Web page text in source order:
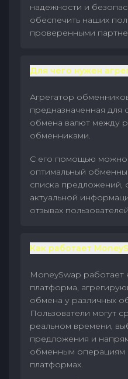
надежности и
обеспечить наших
проверенными
Для чего нужен
Агрегатор
предназначенная для
обмена валют между
обменниками.
С его помощью можно
оптимальный
списка предложений,
актуальной
отзывах
Как работает
MoneySwap работает
платформа,
обмена у различных
Пользователи могут
реальном времени,
предложения и
обменным операциям
платформах.